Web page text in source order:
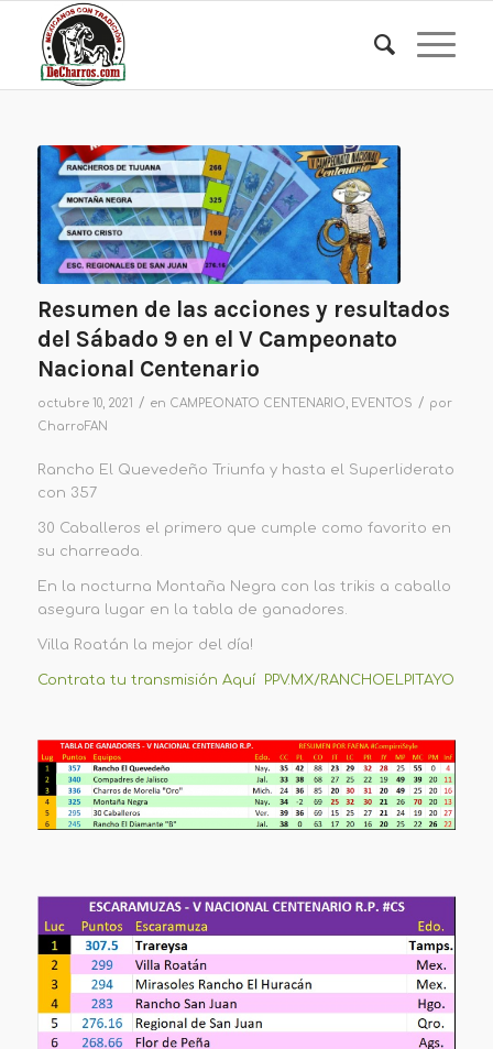
Resumen de las acciones y resultados
del Sábado 9 en el V Campeonato
Nacional Centenario
octubre 10, 2021 / en CAMPEONATO CENTENARIO EVENTOS / por
CharroFAN
Rancho El Quevedeño Triunfa y hasta el Superliderato
con 357
30 Caballeros el primero que cumple como favorito en
su charreada.
En la nocturna Montaña Negra con las trikis a caballo
asegura lugar en la tabla de ganadores.
Villa Roatán la mejor del día!
Contrata tu transmisión Aquí PPV.MX/RANCHOELPITAYO